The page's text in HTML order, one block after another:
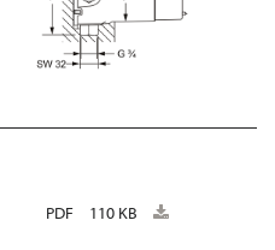
PDF 110 KB